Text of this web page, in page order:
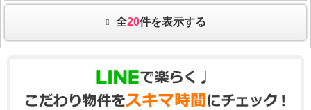
全20件を表示する